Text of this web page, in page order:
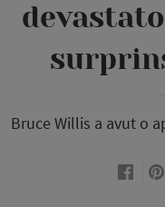
Bruce Willis a avut o